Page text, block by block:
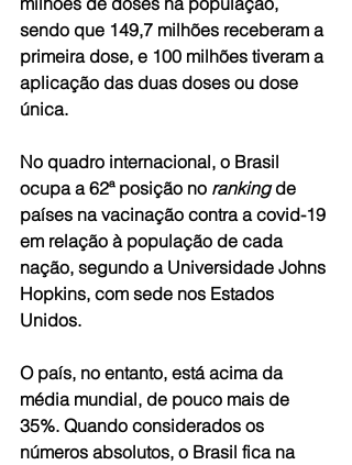
sendo que 149,7 milhões receberam a
primeira dose, e 100 milhões tiveram a
aplicação das duas doses ou dose
única.
No quadro internacional, o Brasil
ocupa a 62ª posição no ranking de
países na vacinação contra a covid-19
em relação à população de cada
nação, segundo a Universidade Johns
Hopkins, com sede nos Estados
Unidos.
O país, no entanto, está acima da
média mundial, de pouco mais de
35%. Quando considerados os
números absolutos, o Brasil fica na